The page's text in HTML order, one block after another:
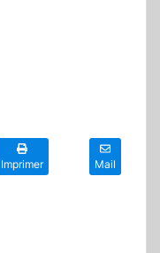
Imprimer Mail